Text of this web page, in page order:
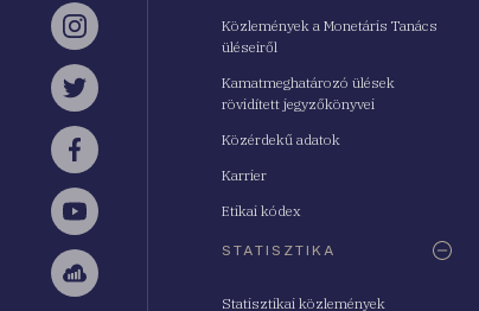
Instagram
Twitter
Facebook
YouTube
Sellsy
Közlemények a Monetáris Tanács
üléseiről
Kamatmeghatározó ülések
rövidített jegyzőkönyvei
Közérdekű adatok
Karrier
Etikai kódex
STATISZTIKA
Statisztikai közlemények